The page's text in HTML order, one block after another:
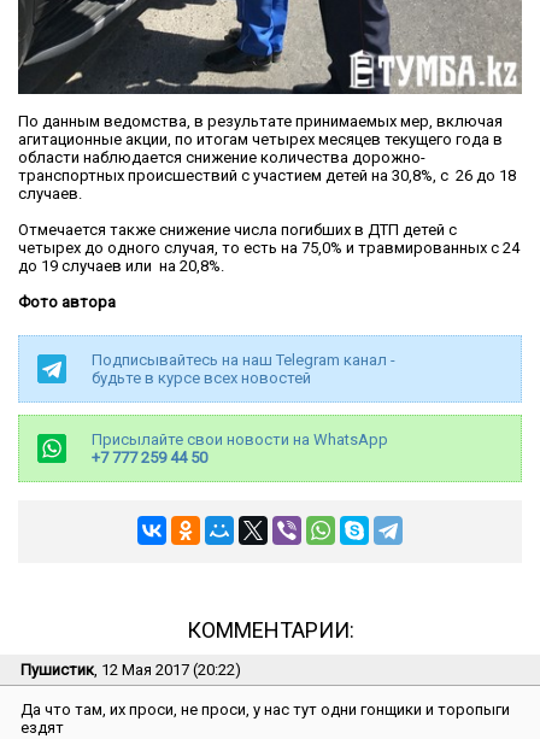
По данным ведомства, в результате принимаемых мер, включая
агитационные акции, по итогам четырех месяцев текущего года в
области наблюдается снижение количества дорожно-
транспортных происшествий с участием детей на 30,8%, с 26 до 18
случаев.
Отмечается также снижение числа погибших в ДТП детей с
четырех до одного случая, то есть на 75,0% и травмированных с 24
до 19 случаев или на 20,8%.
Фото автора
Подписывайтесь на наш Telegram канал -
будьте в курсе всех новостей
Присылайте свои новости на WhatsApp
+7 777 259 44 50
КОММЕНТАРИИ:
Пушистик, 12 Мая 2017 (20:22)
Да что там, их проси, не проси, у нас тут одни гонщики и торопыги
ездят